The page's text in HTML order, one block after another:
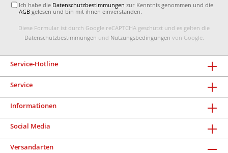
Ich habe die Datenschutzbestimmungen zur Kenntnis genommen und die
AGB gelesen und bin mit ihnen einverstanden.
Diese Formular ist durch Google reCAPTCHA geschützt und es gelten die
Datenschutzbestimmungen und Nutzungsbedingungen von Google.
Service-Hotline
Service
Informationen
Social Media
Versandarten